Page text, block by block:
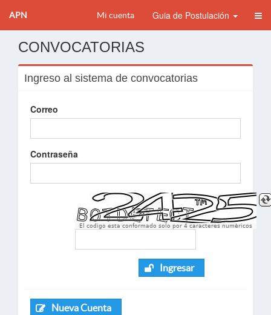
APN Mi cuenta Guia de Postulación
CONVOCATORIAS
Ingreso al sistema de convocatorias
Correo
Contraseña
El codigo esta conformado solo por 4 caracteres numèricos
Ingresar
Nueva Cuenta